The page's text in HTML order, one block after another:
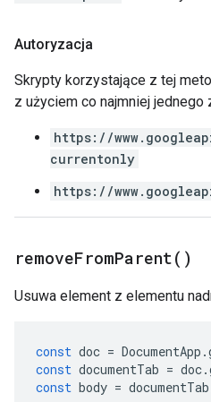
Autoryzacja
Skrypty korzystające z tej
z użyciem co najmniej jednego
https://
currentonly
https://
removeFromParent( )
Usuwa element z elementu
const doc = DocumentApp .
const documentTab = doc.
const body = documentTab